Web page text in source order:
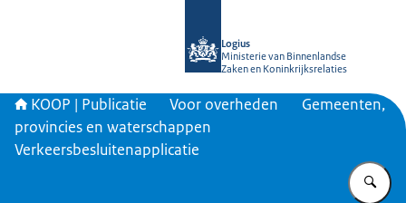
Logius
Ministerie van Binnenlandse
Zaken en Koninkrijksrelaties
KOOP | Publicatie Voor overheden
Gemeenten,
provincies en waterschappen
Verkeersbesluitenapplicatie